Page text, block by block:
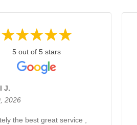
5 out of 5 stars
J.
2026
the best great service ,